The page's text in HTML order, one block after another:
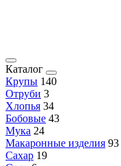
Каталог
Крупы 140
Отруби 3
Хлопья 34
Бобовые 43
Мука 24
Макаронные изделия 93
Сахар 19